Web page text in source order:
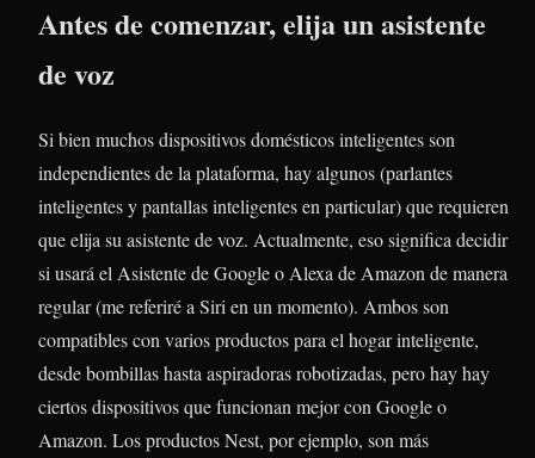
Antes de comenzar, elija un asistente
de voz
Si bien muchos dispositivos domésticos inteligentes son
independientes de la plataforma, hay algunos (parlantes
inteligentes y pantallas inteligentes en particular) que requieren
que elija su asistente de voz. Actualmente, eso significa decidir
si usará el Asistente de Google o Alexa de Amazon de manera
regular (me referiré a Siri en un momento). Ambos son
compatibles con varios productos para el hogar inteligente,
desde bombillas hasta aspiradoras robotizadas, pero hay hay
ciertos dispositivos que funcionan mejor con Google o
Amazon. Los productos Nest, por ejemplo, son más